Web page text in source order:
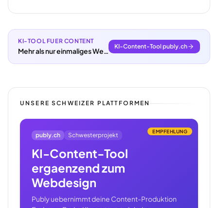
KI-TOOL FUER CONTENT
Mehr als nur einmaliges Webdesign.
KI-Content-Tool publy.ch
UNSERE SCHWEIZER PLATTFORMEN
EMPFEHLUNG
publy.ch Schwesterprojekt
KI-Content-Tool
ergaenzend zum
Webdesign
Publy uebernimmt deine Content-Produktion